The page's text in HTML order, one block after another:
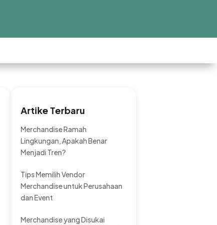
Artike Terbaru
Merchandise Ramah
Lingkungan, Apakah Benar
Menjadi Tren?
Tips Memilih Vendor
Merchandise untuk Perusahaan
dan Event
Merchandise yang Disukai